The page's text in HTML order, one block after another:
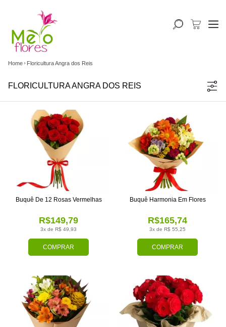
Home Floricultura Angra dos Reis
FLORICULTURA ANGRA DOS REIS
COMPRAR
3x de R$ 49,93
R$149,79
Buquê De 12 Rosas Vermelhas
COMPRAR
3x de R$ 55,25
R$165,74
Buquê Harmonia Em Flores